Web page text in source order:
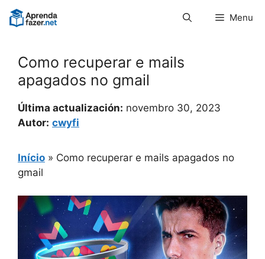
Pular
para
Menu
Como recuperar e mails
apagados no gmail
Última actualización: novembro 30, 2023
Autor: cwyfi
Início » Como recuperar e mails apagados no
gmail